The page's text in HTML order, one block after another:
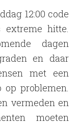
12:00 code
extreme hitte.
dagen
en daar
met een
problemen.
vermeden en
moeten